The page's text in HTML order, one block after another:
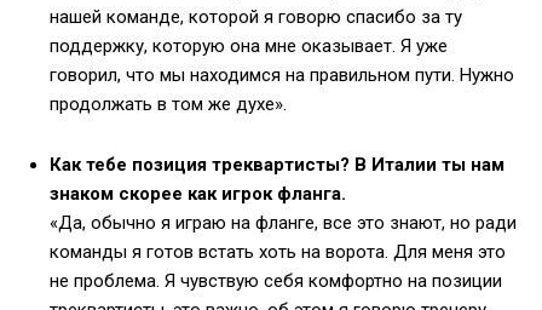
нашей команде, которой я говорю спасибо за ту
поддержку, которую она мне оказывает. Я уже
говорил, что мы находимся на правильном пути. Нужно
продолжать в том же духе».
Как тебе позиция треквартисты? В Италии ты нам
знаком скорее как игрок фланга.
«Да, обычно я играю на фланге, все это знают, но ради
команды я готов встать хоть на ворота. Для меня это
не проблема. Я чувствую себя комфортно на позиции